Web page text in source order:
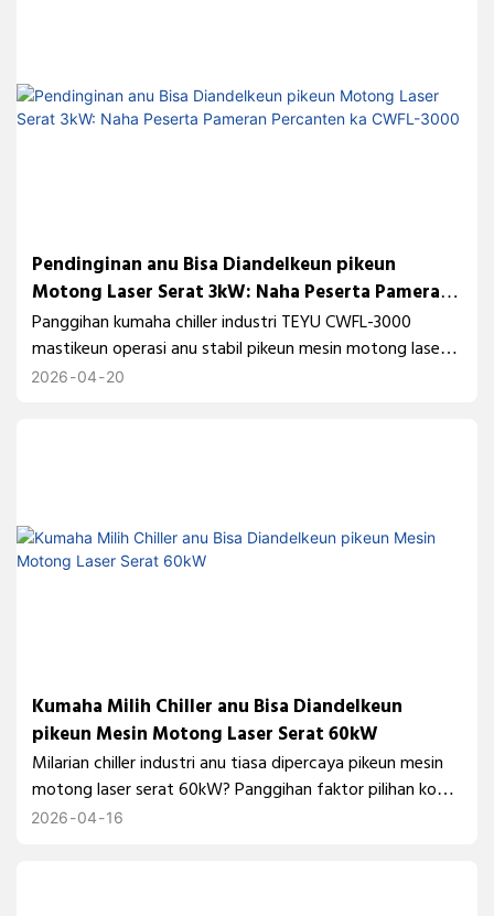
Pendinginan anu Bisa Diandelkeun pikeun
Motong Laser Serat 3kW: Naha Peserta Pameran
Percanten ka CWFL-3000
Panggihan kumaha chiller industri TEYU CWFL-3000
mastikeun operasi anu stabil pikeun mesin motong laser
serat 3000W di SIMTOS 2026. Solusi pendinginan anu
2026 04 20
Kumaha Milih Chiller anu Bisa Diandelkeun
pikeun Mesin Motong Laser Serat 60kW
Milarian chiller industri anu tiasa dipercaya pikeun mesin
motong laser serat 60kW? Panggihan faktor pilihan konci
sareng solusi pendinginan anu kabuktian pikeun mastikeun
2026 04 16